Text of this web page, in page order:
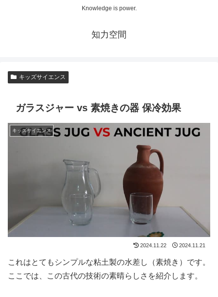
Knowledge is power.
知力空間
キッズサイエンス
ガラスジャー vs 素焼きの器 保冷効果
キッズサイエンス
2024.11.22 2024.11.21
これはとてもシンプルな粘土製の水差し（素焼き）です。
ここでは、この古代の技術の素晴らしさを紹介します。